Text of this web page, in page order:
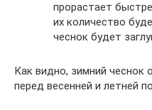
прорастает
их количество
чеснок будет
Как видно, зимний
перед весенней и летней